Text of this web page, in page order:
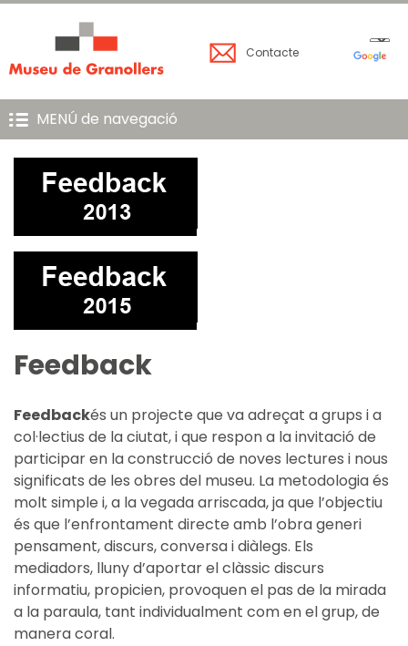
Contacte
MENÚ de navegació
Feedback
Feedbackés un projecte que va adreçat a grups i a
col·lectius de la ciutat, i que respon a la invitació de
participar en la construcció de noves lectures i nous
significats de les obres del museu. La metodologia és
molt simple i, a la vegada arriscada, ja que l’objectiu
és que l’enfrontament directe amb l’obra generi
pensament, discurs, conversa i diàlegs. Els
mediadors, lluny d’aportar el clàssic discurs
informatiu, propicien, provoquen el pas de la mirada
a la paraula, tant individualment com en el grup, de
manera coral.